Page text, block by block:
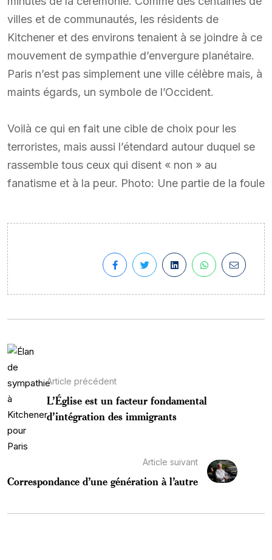
villes et de communautés, les résidents de
Kitchener et des environs tenaient à se joindre à ce
mouvement de sympathie d’envergure planétaire.
Paris n’est pas simplement une ville célèbre mais, à
maints égards, un symbole de l’Occident.
Voilà ce qui en fait une cible de choix pour les
terroristes, mais aussi l’étendard autour duquel se
rassemble tous ceux qui disent « non » au
fanatisme et à la peur. Photo: Une partie de la foule
Article précédent
L’Église est un facteur fondamental
d’intégration des immigrants
Article suivant
Correspondance d’une génération à l’autre